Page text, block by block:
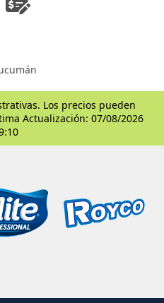
Los precios pueden
Actualización: 07/08/2026